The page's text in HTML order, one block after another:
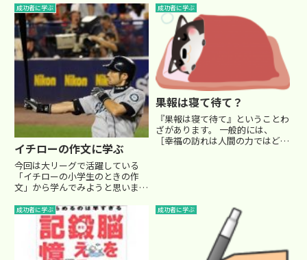
成功者に学ぶ
イチローの作文に学ぶ
今回は大リーグで活躍している
「イチローの小学生のときの作
文」から学んでみようと思いま
知の方も多いかと思いますが、ご
覧下さい。＝＝＝＝＝＝＝＝＝＝
＝＝＝＝＝＝＝＝＝ 『僕
の夢』 僕の夢は一流のプロ
野球選...
成功者に学ぶ
果報は寝て待て？
『果報は寝て待て』ということわ
ざがあります。 一般的には、
［幸福の訪れは人間の力ではどう
結...
成功者に学ぶ 成功者に学ぶ